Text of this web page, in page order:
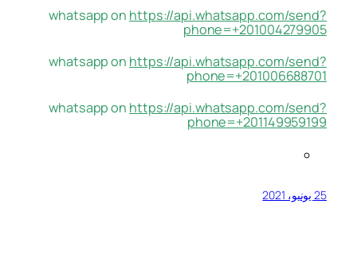
whatsapp on https://api.whatsapp.com/send?
phone=+201004279905
whatsapp on https://api.whatsapp.com/send?
phone=+201006688701
whatsapp on https://api.whatsapp.com/send?
phone=+201149959199
25 يونيو، 2021